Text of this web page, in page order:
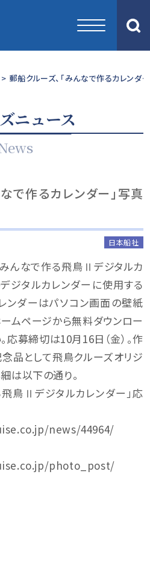
> 郵船クルーズ、「みんなで作るカレンダ
ニュース
で作るカレンダー」写真
日本船社
んなで作る飛鳥Ⅱデジタルカ
デジタルカレンダーに使用する
ンダーはパソコン画面の壁紙
ムページから無料ダウンロー
応募締切は10月16日（金）。作
品として飛鳥クルーズオリジ
は以下の通り。
鳥Ⅱデジタルカレンダー」応
news/44964/
photo_post/